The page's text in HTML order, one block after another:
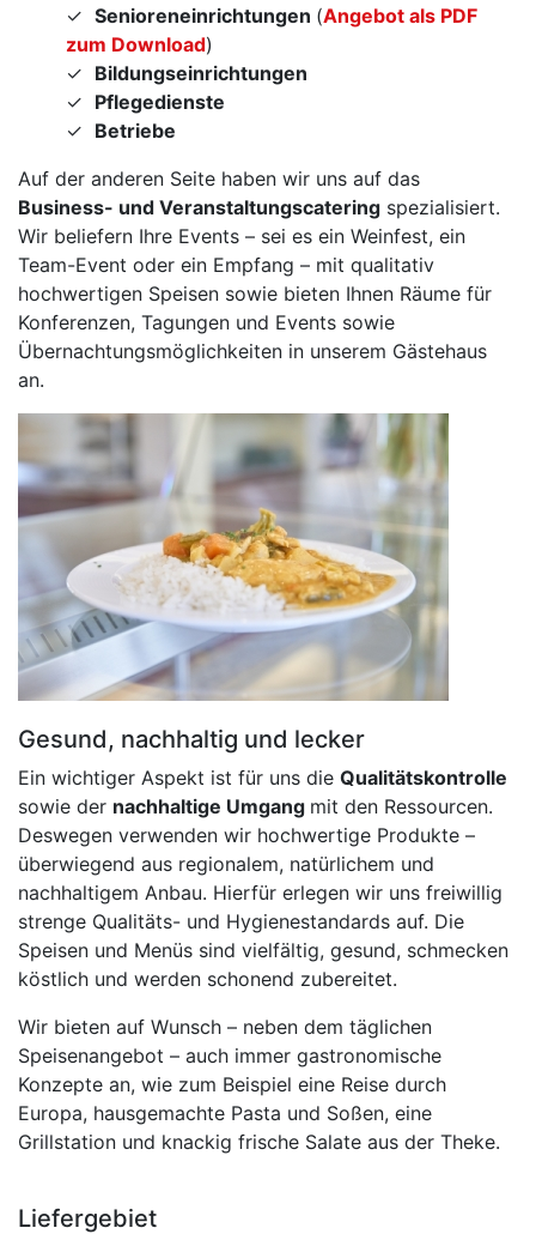
Senioreneinrichtungen (Angebot als PDF
zum Download)
Bildungseinrichtungen
Pflegedienste
Betriebe
Auf der anderen Seite haben wir uns auf das
Business- und Veranstaltungscatering spezialisiert.
Wir beliefern Ihre Events – sei es ein Weinfest, ein
Team-Event oder ein Empfang – mit qualitativ
hochwertigen Speisen sowie bieten Ihnen Räume für
Konferenzen, Tagungen und Events sowie
Übernachtungsmöglichkeiten in unserem Gästehaus
an.
Gesund, nachhaltig und lecker
Ein wichtiger Aspekt ist für uns die Qualitätskontrolle
sowie der nachhaltige Umgang mit den Ressourcen.
Deswegen verwenden wir hochwertige Produkte –
überwiegend aus regionalem, natürlichem und
nachhaltigem Anbau. Hierfür erlegen wir uns freiwillig
strenge Qualitäts- und Hygienestandards auf. Die
Speisen und Menüs sind vielfältig, gesund, schmecken
köstlich und werden schonend zubereitet.
Wir bieten auf Wunsch – neben dem täglichen
Speisenangebot – auch immer gastronomische
Konzepte an, wie zum Beispiel eine Reise durch
Europa, hausgemachte Pasta und Soßen, eine
Grillstation und knackig frische Salate aus der Theke.
Liefergebiet